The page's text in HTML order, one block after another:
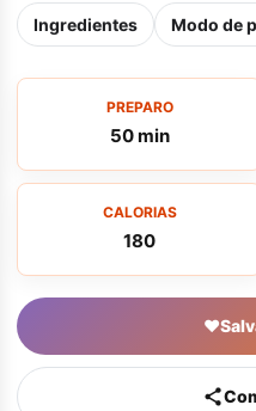
Ingredientes Modo de
PREPARO
50 min
CALORIAS
180
♥